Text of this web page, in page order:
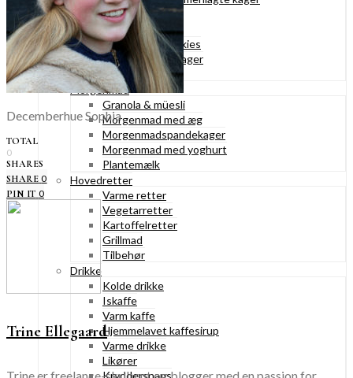
Konditorkager
Marengskager
Småkager & cookies
Vafler & pandekager
Fastelavnsboller
Morgenmad
Granola & müesli
Morgenmad med æg
Morgenmadspandekager
Morgenmad med yoghurt
Plantemælk
Hovedretter
Varme retter
Vegetarretter
Kartoffelretter
Grillmad
Tilbehør
Drikke
Kolde drikke
Iskaffe
Varm kaffe
Hjemmelavet kaffesirup
Varme drikke
Likører
Decemberhue Sophia
TOTAL
0
SHARES
SHARE 0
PIN IT 0
Trine Ellegaard
Trine er freelance-skribent og blogger med en passion for